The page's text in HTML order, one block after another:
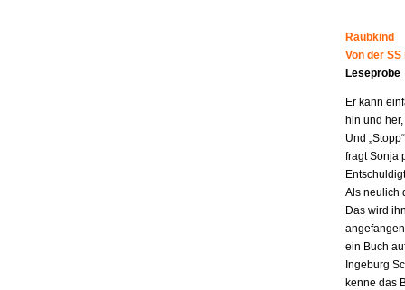
Raubkind
Von der
Leseprobe
Er kann
hin und
Und
fragt Sonja
Als neulich
Das wird
ein Buch
Ingeburg
kenne das